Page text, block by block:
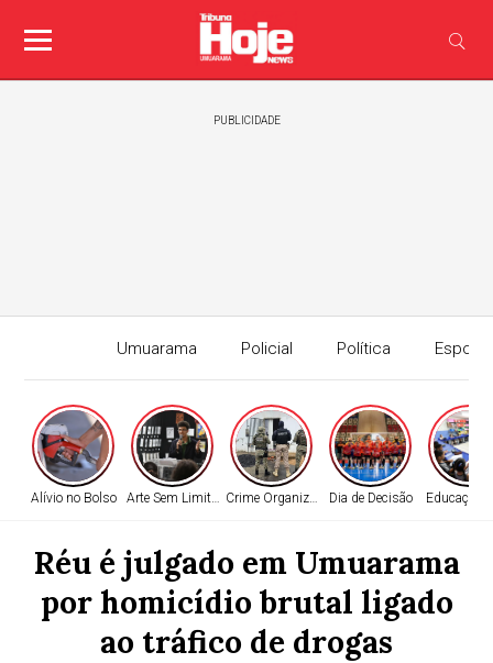
PUBLICIDADE
Umuarama Policial Política
Edição
Alívio no Bolso Arte Sem Limites Crime OrganizadoDia de Decisão Educação
Réu é julgado em Umuarama
por homicídio brutal ligado
ao tráfico de drogas